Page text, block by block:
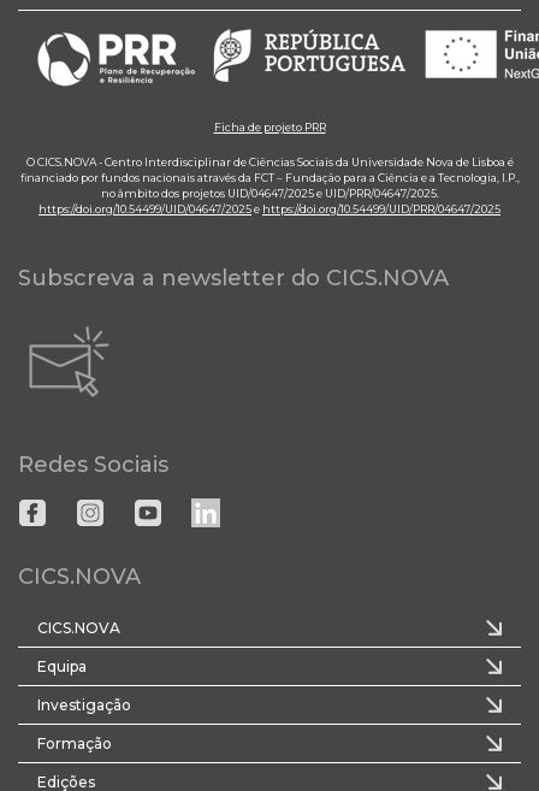
Ficha de projeto PRR
O CICS.NOVA - Centro Interdisciplinar de Ciências Sociais da Universidade Nova de Lisboa é
financiado por fundos nacionais através da FCT – Fundação para a Ciência e a Tecnologia, I.P.,
no âmbito dos projetos UID/04647/2025 e UID/PRR/04647/2025.
https://doi.org/10.54499/UID/04647/2025e https://doi.org/10.54499/UID/PRR/04647/2025
Subscreva a newsletter do CICS.NOVA
Redes Sociais
CICS.NOVA
CICS.NOVA
Equipa
Investigação
Formação
Edições